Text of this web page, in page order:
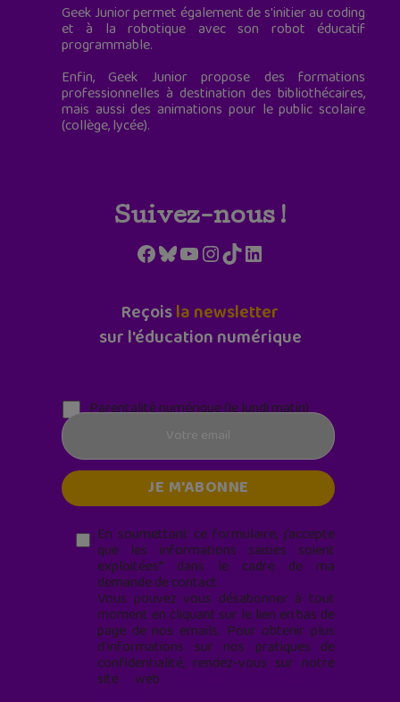
Geek Junior permet également de s'initier au coding
et à la robotique avec son robot éducatif
programmable.
Enfin, Geek Junior propose des formations
professionnelles à destination des bibliothécaires,
mais aussi des animations pour le public scolaire
(collège, lycée).
Suivez-nous !
Facebook
Bluesky
YouTube
Instagram
TikTokLinkedIn
Reçoisla newsletter
sur l'éducation numérique
Parentalité numérique (le lundi matin)
En soumettant ce formulaire, j’accepte
que les informations saisies soient
exploitées* dans le cadre de ma
demande de contact.
Vous pouvez vous désabonner à tout
moment en cliquant sur le lien en bas de
page de nos emails. Pour obtenir plus
d'informations sur nos pratiques de
confidentialité, rendez-vous sur notre
site web